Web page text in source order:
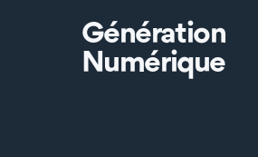
Génération
Numérique